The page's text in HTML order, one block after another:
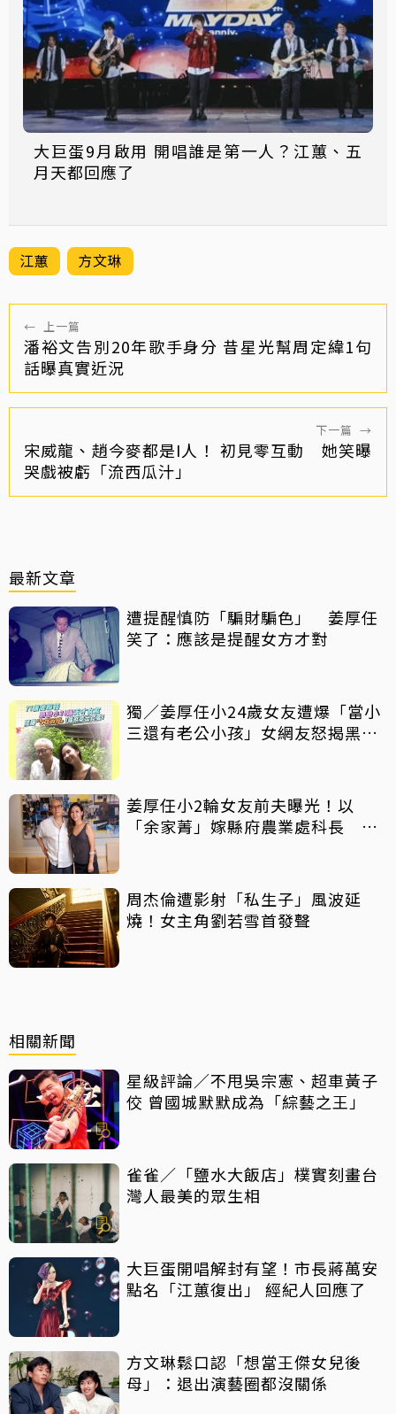
大巨蛋9月啟用 開唱誰是第一人？江蕙、五
月天都回應了
江蕙 方文琳
← 上一篇
潘裕文告別20年歌手身分 昔星光幫周定緯1句
話曝真實近況
下一篇 →
宋威龍、趙今麥都是I人！ 初見零互動 她笑曝
哭戲被虧「流西瓜汁」
最新文章
遭提醒慎防「騙財騙色」 姜厚任
笑了：應該是提醒女方才對
獨／姜厚任小24歲女友遭爆「當小
三還有老公小孩」女網友怒揭黑歷
姜厚任小2輪女友前夫曝光！以
「余家菁」嫁縣府農業處科長 交
周杰倫遭影射「私生子」風波延
燒！女主角劉若雪首發聲
相關新聞
星級評論／不甩吳宗憲、超車黃子
佼 曾國城默默成為「綜藝之王」
雀雀／「鹽水大飯店」樸實刻畫台
灣人最美的眾生相
大巨蛋開唱解封有望！市長蔣萬安
點名「江蕙復出」 經紀人回應了
方文琳鬆口認「想當王傑女兒後
母」：退出演藝圈都沒關係